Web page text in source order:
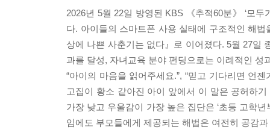
2026년 5월 22일 방영된 KBS 《추적60분》 ‘모
다. 아이들의 스마트폰 사용 실태에 구조적인 해
상에 나쁜 사춘기는 없다』로 이어졌다. 5월 27일
과를 달성, 자녀교육 분야 펀딩으로는 이례적인 성
“아이의 마음을 읽어주세요.”, “믿고 기다리면 언
고집이 황소 같아진 아이 앞에서 이 말은 공허하
가장 낮고 우울감이 가장 높은 집단은 ‘초등 고학
임에도 부모들에게 제공되는 해법은 여전히 공감